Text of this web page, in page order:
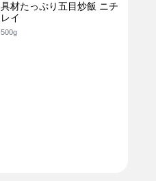
具材たっぷり五目炒飯 ニチ
レイ
500g